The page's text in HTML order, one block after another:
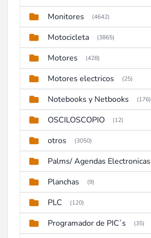
Monitores (4642)
Motocicleta (3865)
Motores (428)
Motores electricos (25)
Notebooks y Netbooks (176)
OSCILOSCOPIO (12)
otros (3050)
Palms/ Agendas Electronicas
Planchas (9)
PLC (120)
Programador de PIC`s (35)